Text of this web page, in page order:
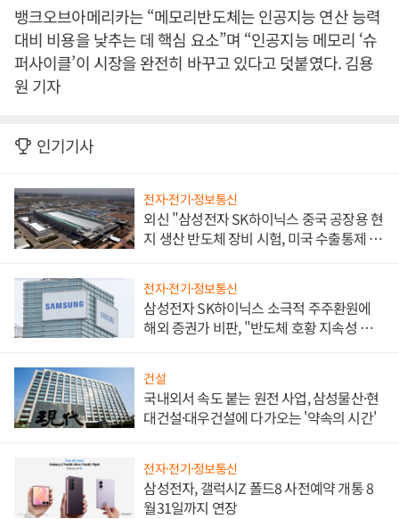
뱅크오브아메리카는 “메모리반도체는 인공지능 연산 능력
대비 비용을 낮추는 데 핵심 요소”며 “인공지능 메모리 ‘슈
퍼사이클’이 시장을 완전히 바꾸고 있다고 덧붙였다. 김용
원 기자
인기기사
전자·전기·정보통신
외신 "삼성전자 SK하이닉스 중국 공장용 현
지 생산 반도체 장비 시험, 미국 수출통제 대
전자·전기·정보통신
삼성전자 SK하이닉스 소극적 주주환원에
해외 증권가 비판, "반도체 호황 지속성 의
건설
국내외서 속도 붙는 원전 사업, 삼성물산·현
대건설·대우건설에 다가오는 '약속의 시간'
전자·전기·정보통신
삼성전자, 갤럭시Z 폴드8 사전예약 개통 8
월31일까지 연장